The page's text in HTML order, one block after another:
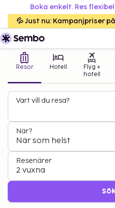
Boka enkelt. Res
💦 Just nu: Kampanjpriser
Resor Hotell
Flyg +
hotell
Vart vill du resa?
När?
När som helst
Resenärer
2 vuxna